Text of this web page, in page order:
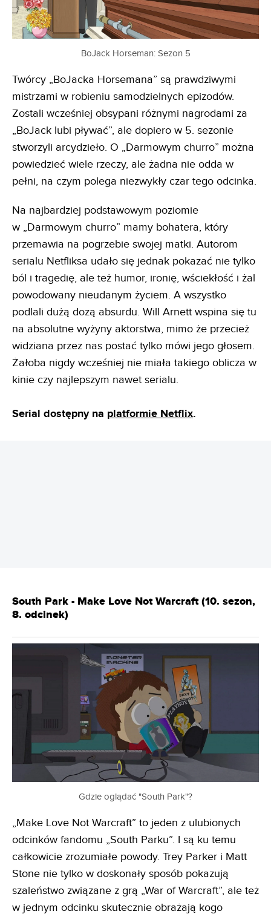
BoJack Horseman: Sezon 5
Twórcy „BoJacka Horsemana” są prawdziwymi
mistrzami w robieniu samodzielnych epizodów.
Zostali wcześniej obsypani różnymi nagrodami za
„BoJack lubi pływać”, ale dopiero w 5. sezonie
stworzyli arcydzieło. O „Darmowym churro” można
powiedzieć wiele rzeczy, ale żadna nie odda w
pełni, na czym polega niezwykły czar tego odcinka.
Na najbardziej podstawowym poziomie
w „Darmowym churro” mamy bohatera, który
przemawia na pogrzebie swojej matki. Autorom
serialu Netfliksa udało się jednak pokazać nie tylko
ból i tragedię, ale też humor, ironię, wściekłość i żal
powodowany nieudanym życiem. A wszystko
podlali dużą dozą absurdu. Will Arnett wspina się tu
na absolutne wyżyny aktorstwa, mimo że przecież
widziana przez nas postać tylko mówi jego głosem.
Żałoba nigdy wcześniej nie miała takiego oblicza w
kinie czy najlepszym nawet serialu.
Serial dostępny na platformie Netflix.
South Park - Make Love Not Warcraft (10. sezon,
8. odcinek)
Gdzie oglądać "South Park"?
„Make Love Not Warcraft” to jeden z ulubionych
odcinków fandomu „South Parku”. I są ku temu
całkowicie zrozumiałe powody. Trey Parker i Matt
Stone nie tylko w doskonały sposób pokazują
szaleństwo związane z grą „War of Warcraft”, ale też
w jednym odcinku skutecznie obrażają kogo